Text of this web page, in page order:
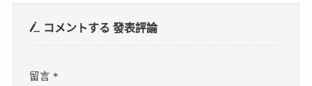
コメントする發表評論
留言 *